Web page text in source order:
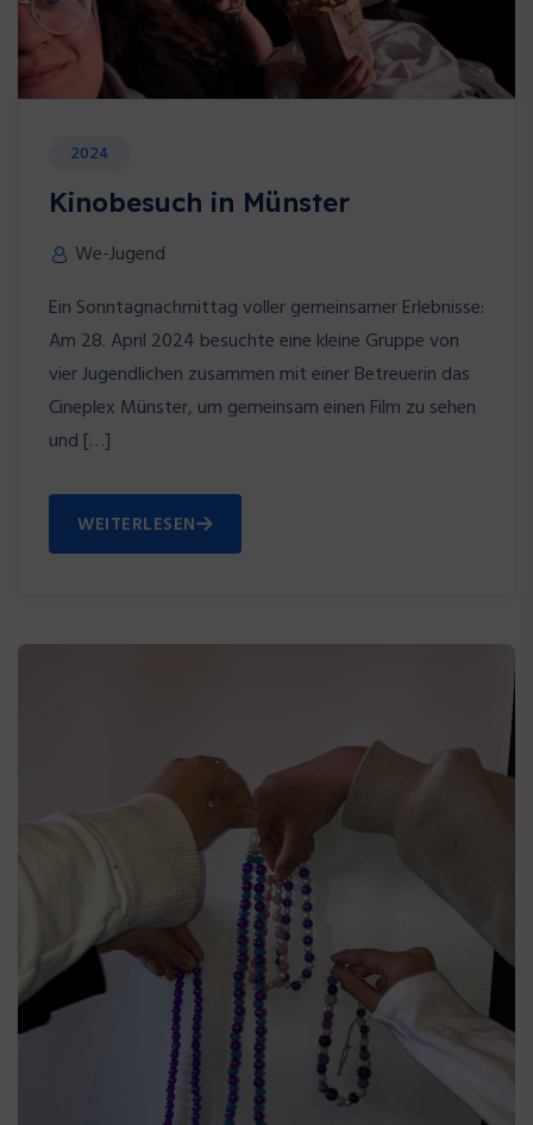
2024
Kinobesuch in Münster
We-Jugend
Ein Sonntagnachmittag voller gemeinsamer Erlebnisse:
Am 28. April 2024 besuchte eine kleine Gruppe von
vier Jugendlichen zusammen mit einer Betreuerin das
Cineplex Münster, um gemeinsam einen Film zu sehen
und […]
WEITERLESEN